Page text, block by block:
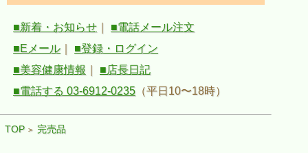
■新着・お知らせ
■電話メール注文
■Eメール
■登録・ログイン
■美容健康情報
■店長日記
■電話する 03-6912-0235 （平日10〜18時）
TOP > 完売品